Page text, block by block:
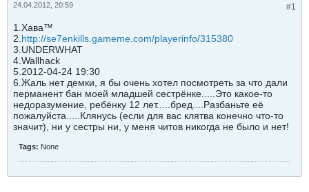
#1
24.04.2012, 20:59
1.Хава™
2. http://se7enkills.gameme.com/playerinfo/315380
3.‎UNDERWHAT
4.Wallhack
5.2012-04-24 19:30
6.Жаль нет демки, я бы очень хотел посмотреть за что дали
перманент бан моей младшей сестрёнке.....Это какое-то
недоразумение, ребёнку 12 лет.....бред....Разбаньте её
пожалуйста.....Клянусь (если для вас клятва конечно что-то
значит), ни у сестры ни, у меня читов никогда не было и нет!
Tags: None